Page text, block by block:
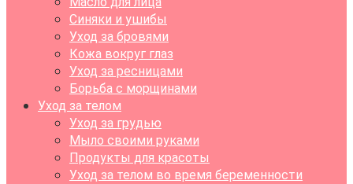
Синяки и ушибы
Уход за бровями
Кожа вокруг глаз
Уход за ресницами
Борьба с морщинами
Уход за телом
Уход за грудью
Мыло своими руками
Продукты для красоты
Уход за телом во время беременности